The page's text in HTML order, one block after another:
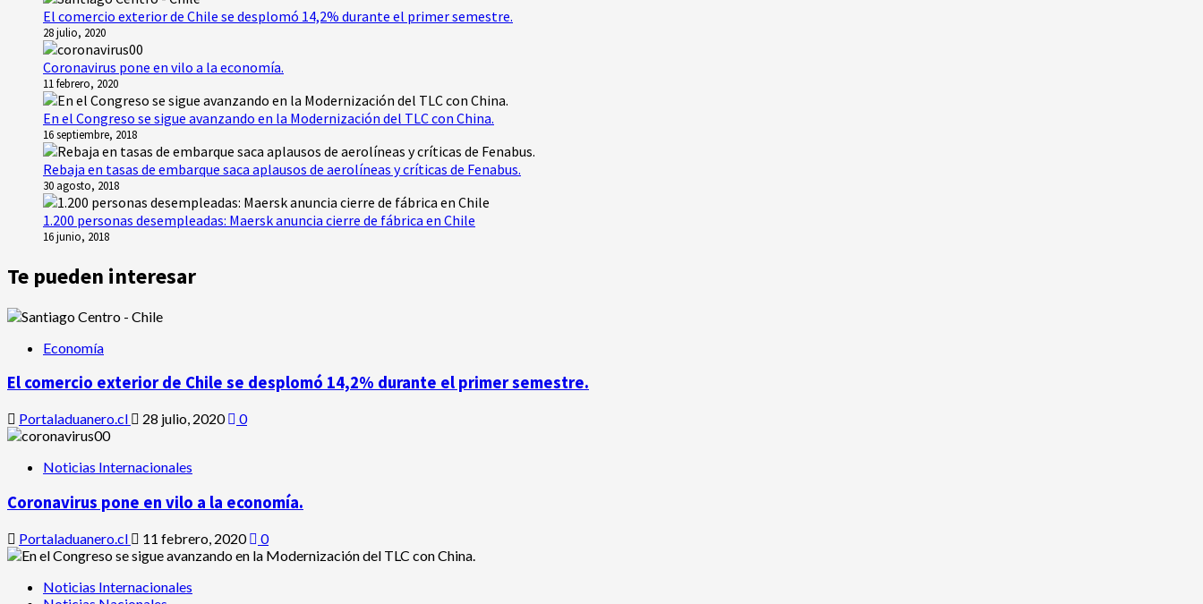
El comercio exterior de Chile se desplomó 14,2% durante el primer semestre.
28 julio, 2020
Coronavirus pone en vilo a la economía.
11 febrero, 2020
En el Congreso se sigue avanzando en la Modernización del TLC con China.
16 septiembre, 2018
Rebaja en tasas de embarque saca aplausos de aerolíneas y críticas de Fenabus.
30 agosto, 2018
1.200 personas desempleadas: Maersk anuncia cierre de fábrica en Chile
16 junio, 2018
Te pueden interesar
Economía
El comercio exterior de Chile se desplomó 14,2% durante el primer semestre.
Portaladuanero.cl 28 julio, 2020 0
Noticias Internacionales
Coronavirus pone en vilo a la economía.
Portaladuanero.cl 11 febrero, 2020 0
Noticias Internacionales